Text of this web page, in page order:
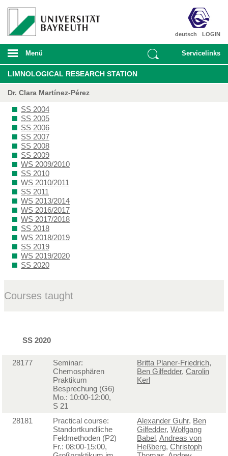
LOGIN
deutsch
Menü Servicelinks
LIMNOLOGICAL RESEARCH STATION
Dr. Clara Martínez-Pérez
SS 2004
SS 2005
SS 2006
SS 2007
SS 2008
SS 2009
WS 2009/2010
SS 2010
WS 2010/2011
SS 2011
WS 2013/2014
WS 2016/2017
WS 2017/2018
SS 2018
WS 2018/2019
SS 2019
WS 2019/2020
SS 2020
Courses taught
SS 2020
28177
Seminar:
Chemosphären
Praktikum
Besprechung (G6)
Mo.: 10:00-12:00,
S 21
Britta Planer-Friedrich,
Ben Gilfedder, Carolin
Kerl
28181
Practical course:
Standortkundliche
Feldmethoden (P2)
Fr.: 08:00-15:00,
Alexander Guhr, Ben
Gilfedder, Wolfgang
Babel, Andreas von
Heßberg, Christoph